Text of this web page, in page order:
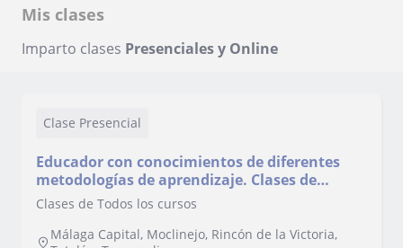
Mis clases
Imparto clases Presenciales y Online
Clase Presencial
Educador con conocimientos de diferentes
metodologías de aprendizaje. Clases de
cualquier asignatura de Primaria y varias de
Clases de Todos los cursos
Málaga Capital, Moclinejo, Rincón de la Victoria,